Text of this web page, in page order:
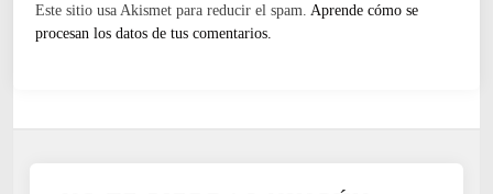
Este sitio usa Akismet para reducir el spam. Aprende cómo se
procesan los datos de tus comentarios.